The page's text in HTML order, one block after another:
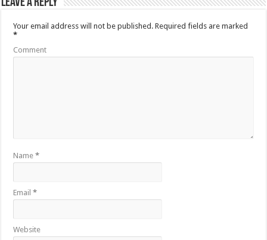
Your email address will not be published. Required fields are marked
*
Comment
Name*
Email*
Website